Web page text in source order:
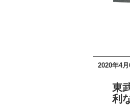
2020年4月
東
利